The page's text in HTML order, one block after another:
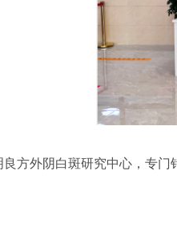
方外阴白斑研究中心，专